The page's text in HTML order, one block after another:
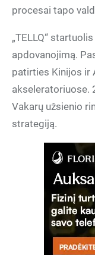
procesai tapo
„TELLQ“
apdovanojimą.
patirties Kinijos ir
akseleratoriuose.
Vakarų užsienio
strategiją.